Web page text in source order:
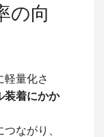
の向
軽量化さ
装着にかか
ながり、